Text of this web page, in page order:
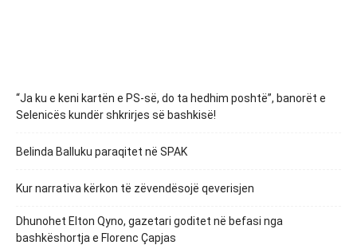
“Ja ku e keni kartën e PS-së, do ta hedhim poshtë”, banorët e
Selenicës kundër shkrirjes së bashkisë!
Belinda Balluku paraqitet në SPAK
Kur narrativa kërkon të zëvendësojë qeverisjen
Dhunohet Elton Qyno, gazetari goditet në befasi nga
bashkëshortja e Florenc Çapjas